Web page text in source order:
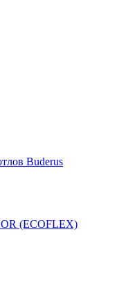
Buderus
(ECOFLEX)